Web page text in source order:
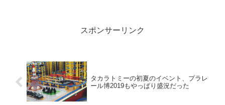
スポンサーリンク
タカラトミーの初夏のイベント、プラレ
ール博2019もやっぱり盛況だった